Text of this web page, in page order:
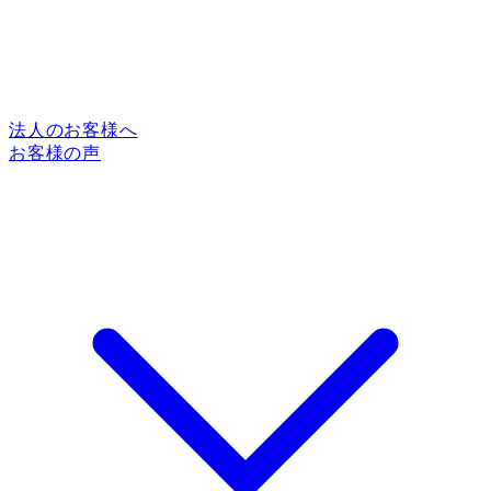
法人のお客様へ
お客様の声